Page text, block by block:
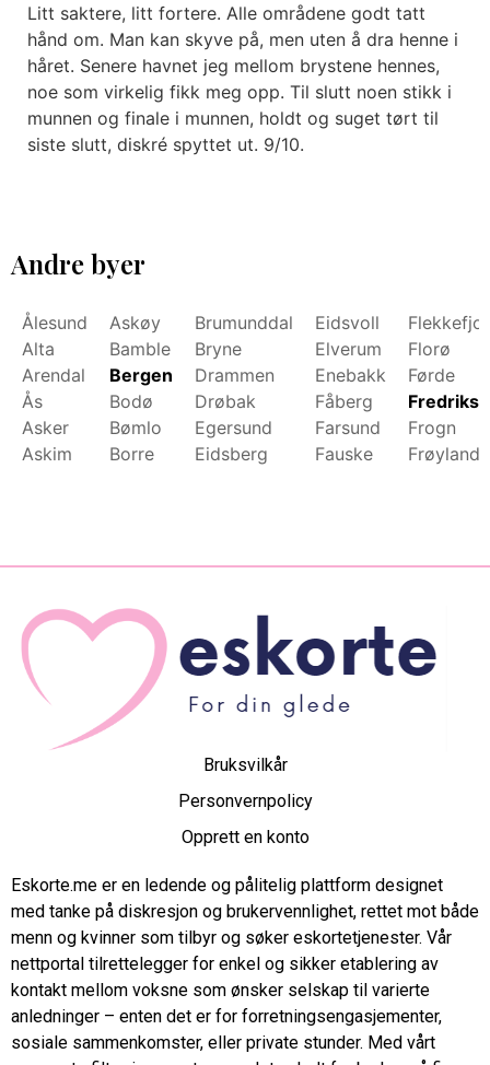
Litt saktere, litt fortere. Alle områdene godt tatt
hånd om. Man kan skyve på, men uten å dra henne i
håret. Senere havnet jeg mellom brystene hennes,
noe som virkelig fikk meg opp. Til slutt noen stikk i
munnen og finale i munnen, holdt og suget tørt til
siste slutt, diskré spyttet ut. 9/10.
Andre byer
Ålesund
Alta
Arendal
Ås
Asker
Askim
Askøy
Bamble
Bergen
Bodø
Bømlo
Borre
Brumunddal
Bryne
Drammen
Drøbak
Egersund
Eidsberg
Eidsvoll
Elverum
Enebakk
Fåberg
Farsund
Fauske
Florø
Førde
Frogn
Frøyland
Bruksvilkår
Personvernpolicy
Opprett en konto
Eskorte.me er en ledende og pålitelig plattform designet
med tanke på diskresjon og brukervennlighet, rettet mot både
menn og kvinner som tilbyr og søker eskortetjenester. Vår
nettportal tilrettelegger for enkel og sikker etablering av
kontakt mellom voksne som ønsker selskap til varierte
anledninger – enten det er for forretningsengasjementer,
sosiale sammenkomster, eller private stunder. Med vårt